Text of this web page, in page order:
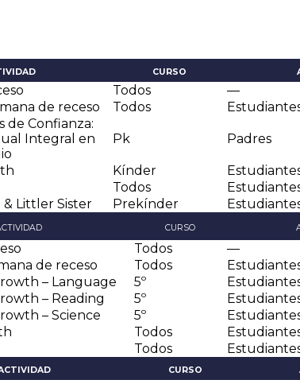
CURSO
Todos —
de receso Todos
de Confianza:
Integral en
Pk Padres
Kínder
Todos
Littler Sister Prekínder
CURSO
Todos —
de receso Todos
– Language 5º
– Reading 5º
– Science 5º
Todos
Todos
CURSO